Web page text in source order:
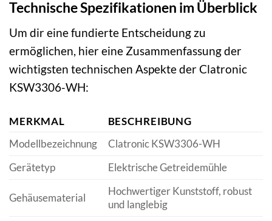
Technische Spezifikationen im Überblick
Um dir eine fundierte Entscheidung zu
ermöglichen, hier eine Zusammenfassung der
wichtigsten technischen Aspekte der Clatronic
KSW3306-WH:
MERKMAL
BESCHREIBUNG
Modellbezeichnung
Clatronic KSW3306-WH
Gerätetyp
Elektrische Getreidemühle
Gehäusematerial
Hochwertiger Kunststoff, robust
und langlebig